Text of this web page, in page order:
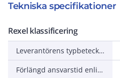
Tekniska specifikationer
Rexel klassificering
Leverantörens typbeteckning
Förlängd ansvarstid enligt ALEM-09